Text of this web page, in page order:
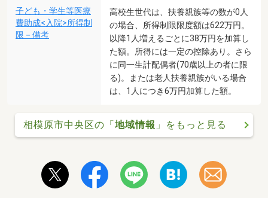
子ども・学生等医療
費助成<入院>所得制
限－備考
高校生世代は、扶養親族等の数が0人
の場合、所得制限限度額は622万円。
以降1人増えるごとに38万円を加算し
た額。所得には一定の控除あり。さら
に同一生計配偶者(70歳以上の者に限
る)。または老人扶養親族がいる場合
は、1人につき6万円加算した額。
相模原市中央区の「地域情報 」をもっと見る